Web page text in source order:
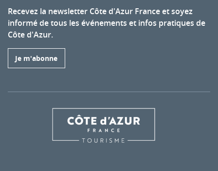
Recevez la newsletter Côte d'Azur France et soyez
informé de tous les événements et infos pratiques de
Côte d'Azur.
Je m'abonne